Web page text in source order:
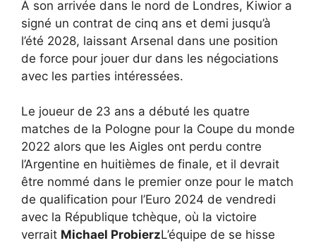
À son arrivée dans le nord de Londres, Kiwior a
signé un contrat de cinq ans et demi jusqu’à
l’été 2028, laissant Arsenal dans une position
de force pour jouer dur dans les négociations
avec les parties intéressées.
Le joueur de 23 ans a débuté les quatre
matches de la Pologne pour la Coupe du monde
2022 alors que les Aigles ont perdu contre
l’Argentine en huitièmes de finale, et il devrait
être nommé dans le premier onze pour le match
de qualification pour l’Euro 2024 de vendredi
avec la République tchèque, où la victoire
verrait Michael ProbierzL’équipe de se hisse